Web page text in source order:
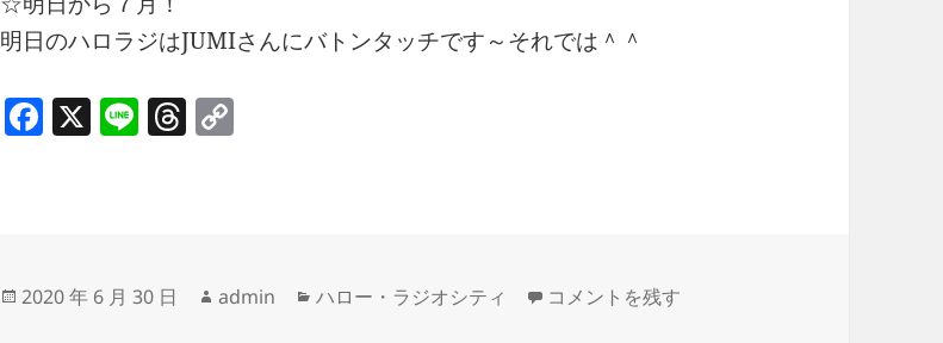
明日のハロラジはJUMIさんにバトンタッチです～それでは＾＾
F
o
X Li T
s n
投
2020 年 6 月 30 日
作
admin
カ
ハロー・ラジオシティ 最新青春映画「のぼる小寺さん」ご紹介！プ
コメントを残す